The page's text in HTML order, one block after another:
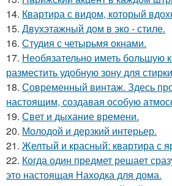
14. Квартира с видом, который
15. Двухэтажный дом в эко - стиле.
16. Студия с четырьмя окнами.
17. Необязательно иметь большую
разместить удобную зону для
18. Современный винтаж. Здесь
настоящим, создавая особую
19. Свет и дыхание времени.
20. Молодой и дерзкий интерьер.
21. Желтый и красный: квартира с
22. Когда один предмет решает
это настоящая Находка для дома.